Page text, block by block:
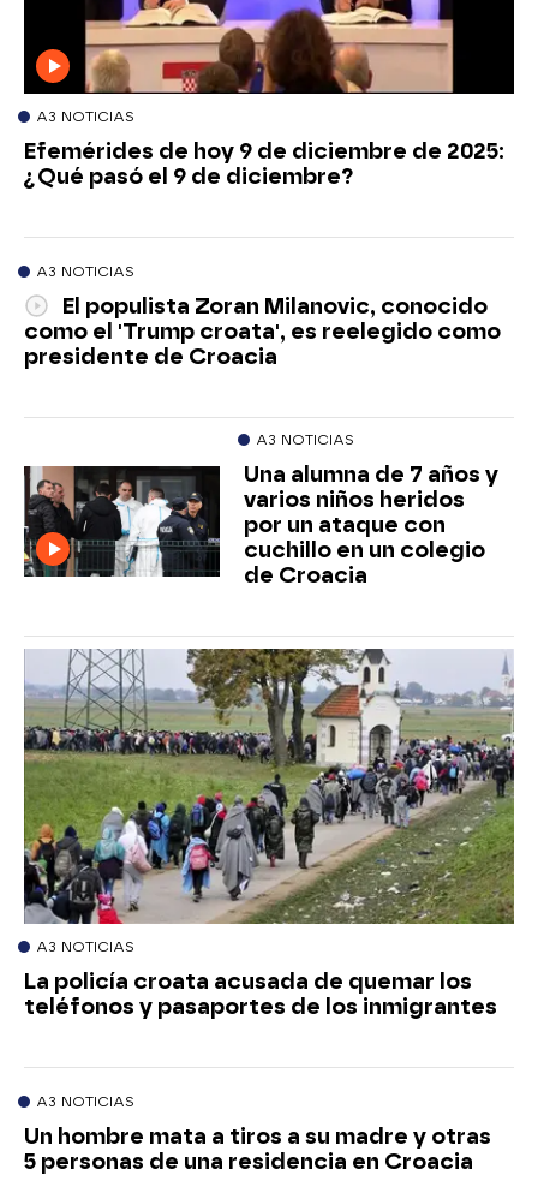
A3 NOTICIAS
Efemérides de hoy 9 de diciembre de 2025:
¿Qué pasó el 9 de diciembre?
A3 NOTICIAS
El populista Zoran Milanovic, conocido
como el 'Trump croata', es reelegido como
presidente de Croacia
A3 NOTICIAS
Una alumna de 7 años y
varios niños heridos
por un ataque con
cuchillo en un colegio
de Croacia
A3 NOTICIAS
La policía croata acusada de quemar los
teléfonos y pasaportes de los inmigrantes
A3 NOTICIAS
Un hombre mata a tiros a su madre y otras
5 personas de una residencia en Croacia